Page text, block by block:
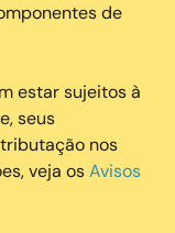
de
estar sujeitos à
seus
nos
veja osAvisos